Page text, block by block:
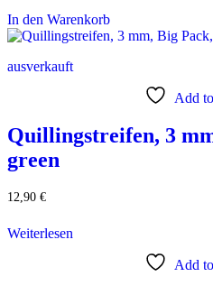
In den Warenkorb
ausverkauft
Add
Quillingstreifen, 3
green
12,90 €
Weiterlesen
Add